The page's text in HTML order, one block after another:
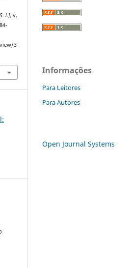
l.], v.
3
Informações
Para Leitores
Para Autores
Open Journal Systems